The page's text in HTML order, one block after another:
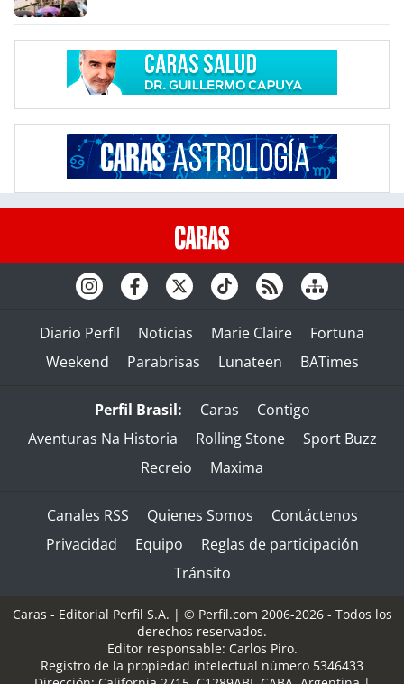
Diario Perfil Noticias Marie Claire
Fortuna
Weekend
Parabrisas Lunateen BATimes
Perfil Brasil: Caras
Contigo
Aventuras Na Historia
Rolling Stone
Sport Buzz
Recreio
Maxima
Canales RSS Quienes Somos
Contáctenos
Privacidad
Equipo
Reglas de participación
Tránsito
Caras - Editorial Perfil S.A. | © Perfil.com 2006-2026 - Todos los
derechos reservados.
Editor responsable: Carlos Piro.
Registro de la propiedad intelectual número 5346433